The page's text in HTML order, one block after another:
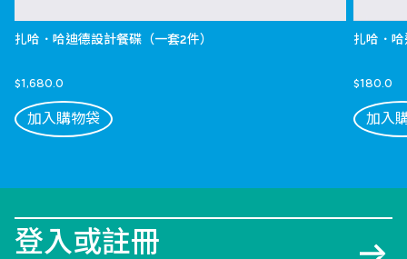
扎哈．哈迪德設計餐碟（一套2件）
$1,680.0
加入購物袋
扎哈．
$180.0
加入
登入或註冊